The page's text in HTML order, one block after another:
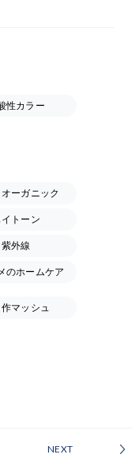
性カラー
ーガニック
トーン
紫外線
のホームケア
マッシュ
NEXT